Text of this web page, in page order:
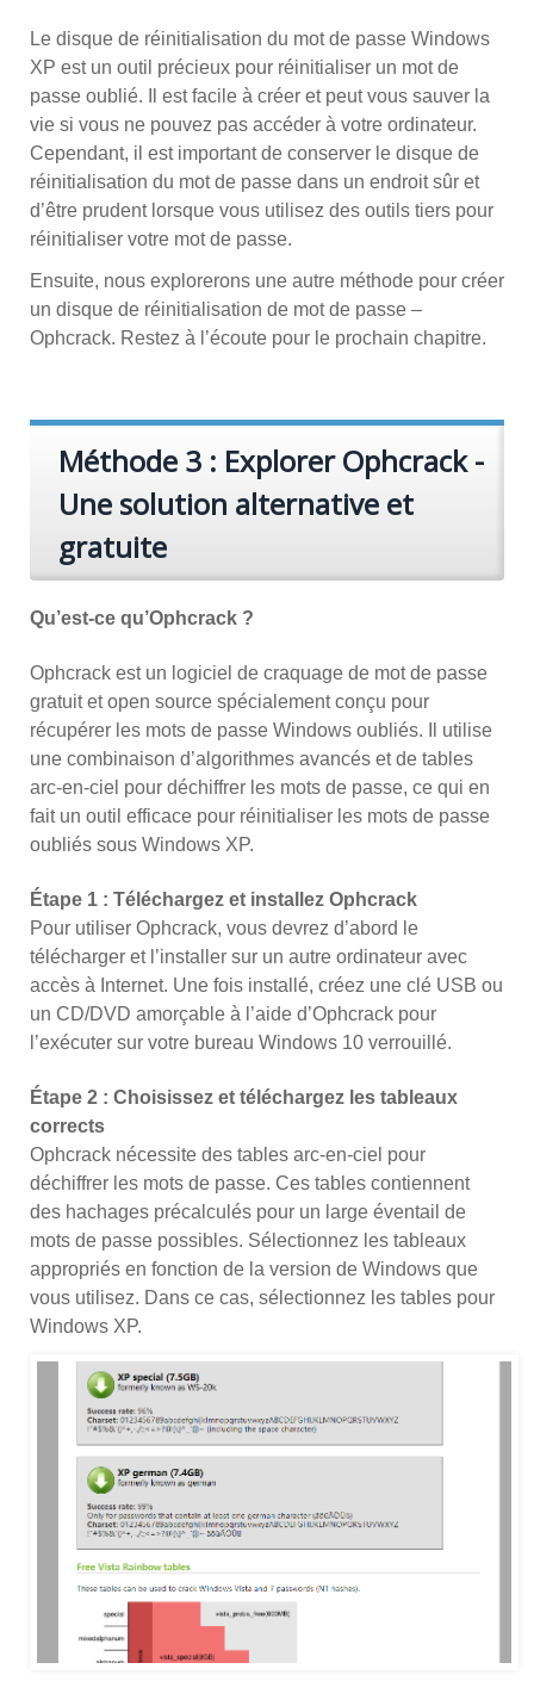
Le disque de réinitialisation du mot de passe Windows
XP est un outil précieux pour réinitialiser un mot de
passe oublié. Il est facile à créer et peut vous sauver la
vie si vous ne pouvez pas accéder à votre ordinateur.
Cependant, il est important de conserver le disque de
réinitialisation du mot de passe dans un endroit sûr et
d’être prudent lorsque vous utilisez des outils tiers pour
réinitialiser votre mot de passe.
Ensuite, nous explorerons une autre méthode pour créer
un disque de réinitialisation de mot de passe –
Ophcrack. Restez à l’écoute pour le prochain chapitre.
Méthode 3 : Explorer Ophcrack -
Une solution alternative et
gratuite
Qu’est-ce qu’Ophcrack ?
Ophcrack est un logiciel de craquage de mot de passe
gratuit et open source spécialement conçu pour
récupérer les mots de passe Windows oubliés. Il utilise
une combinaison d’algorithmes avancés et de tables
arc-en-ciel pour déchiffrer les mots de passe, ce qui en
fait un outil efficace pour réinitialiser les mots de passe
oubliés sous Windows XP.
Étape 1 : Téléchargez et installez Ophcrack
Pour utiliser Ophcrack, vous devrez d’abord le
télécharger et l’installer sur un autre ordinateur avec
accès à Internet. Une fois installé, créez une clé USB ou
un CD/DVD amorçable à l’aide d’Ophcrack pour
l’exécuter sur votre bureau Windows 10 verrouillé.
Étape 2 : Choisissez et téléchargez les tableaux
corrects
Ophcrack nécessite des tables arc-en-ciel pour
déchiffrer les mots de passe. Ces tables contiennent
des hachages précalculés pour un large éventail de
mots de passe possibles. Sélectionnez les tableaux
appropriés en fonction de la version de Windows que
vous utilisez. Dans ce cas, sélectionnez les tables pour
Windows XP.